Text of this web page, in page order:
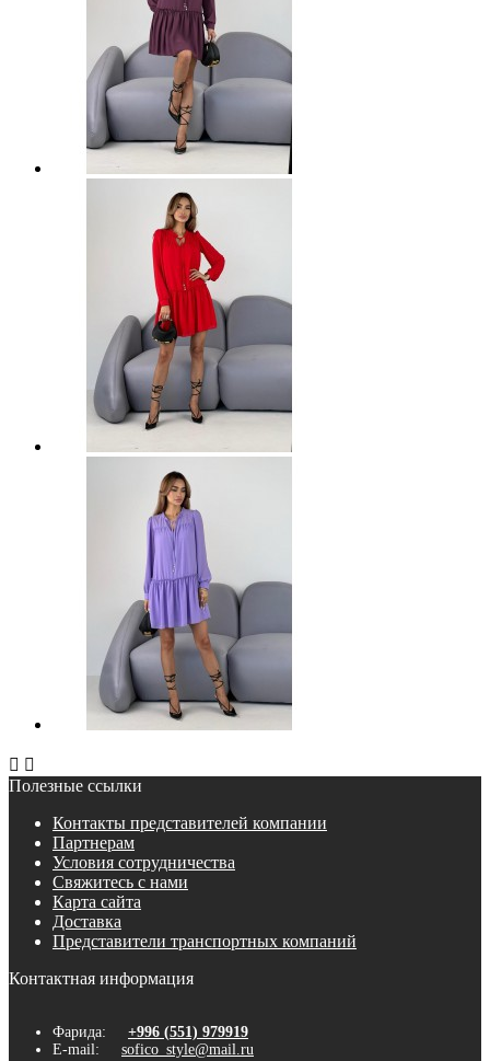
 
Полезные ссылки
Контакты представителей компании
Партнерам
Условия сотрудничества
Свяжитесь с нами
Карта сайта
Доставка
Представители транспортных компаний
Контактная информация
Фарида: +996 (551) 979919
E-mail: sofico_style@mail.ru